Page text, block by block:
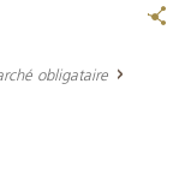
obligataire